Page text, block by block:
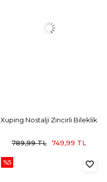
Xuping Nostalji Zincirli Bileklik
789,99 TL 749,99 TL
%5